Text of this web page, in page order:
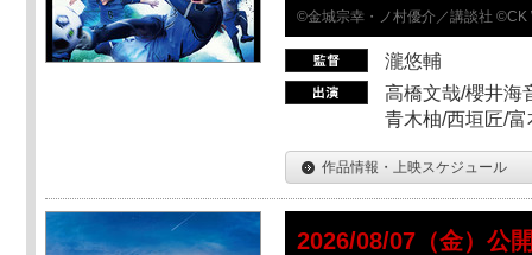
©金城宗幸・ノ村優介／講談社 ©CK
瀧悠輔
高橋文哉/櫻井海
青木柚/西垣匠/
作品情報・上映スケジュール
2026/08/07（金）公